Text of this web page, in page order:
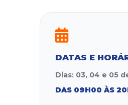
DATAS E
Dias: 03, 04 e 05
DAS 09H00 ÀS